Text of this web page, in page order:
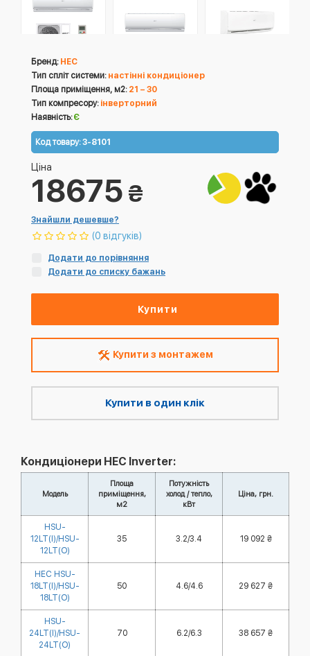
Бренд: HEC
Тип спліт системи: настінні кондиціонер
Площа приміщення, м2: 21 – 30
Тип компресору: інверторний
Наявність:Є
Код товару:3-8101
Ціна
18675 ₴
Знайшли дешевше?
(0 відгуків)
Додати до порівняння
Додати до списку бажань
Купити
Купити з монтажем
Купити в один клік
Кондиціонери HEC Inverter:
Модель
Площа
приміщення,
м2
Потужність
холод / тепло,
кВт
Ціна, грн.
HSU-
12LT(I)/HSU-
12LT(O)
35 3.2/3.4 19 092 ₴
HEC HSU-
18LT(I)/HSU-
18LT(O)
50 4.6/4.6 29 627 ₴
HSU-
24LT(I)/HSU-
24LT(O)
70 6.2/6.3 38 657 ₴